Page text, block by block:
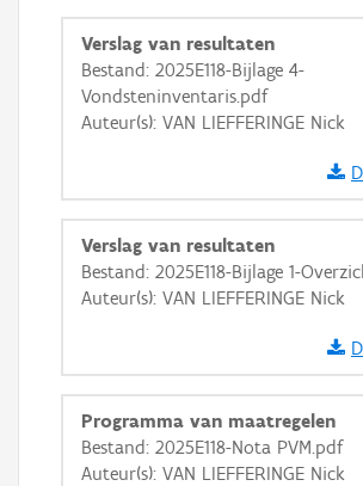
Verslag van resultaten
Bestand: 2025E118-Bijlage 4-
Vondsteninventaris.pdf
Auteur(s): VAN LIEFFERINGE Nick
Verslag van resultaten
Bestand: 2025E118-Bijlage 1-
Auteur(s): VAN LIEFFERINGE Nick
Programma van maatregelen
Bestand: 2025E118-Nota PVM.pdf
Auteur(s): VAN LIEFFERINGE Nick